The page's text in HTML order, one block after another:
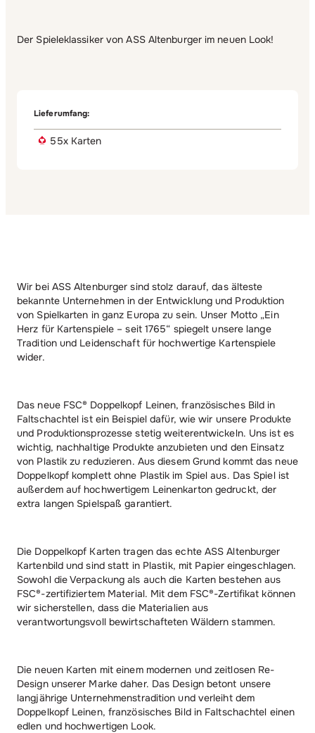
Der Spieleklassiker von ASS Altenburger im neuen Look!
Lieferumfang:
55x Karten
Wir bei ASS Altenburger sind stolz darauf, das älteste
bekannte Unternehmen in der Entwicklung und Produktion
von Spielkarten in ganz Europa zu sein. Unser Motto „Ein
Herz für Kartenspiele – seit 1765“ spiegelt unsere lange
Tradition und Leidenschaft für hochwertige Kartenspiele
wider.
Das neue FSC® Doppelkopf Leinen, französisches Bild in
Faltschachtel ist ein Beispiel dafür, wie wir unsere Produkte
und Produktionsprozesse stetig weiterentwickeln. Uns ist es
wichtig, nachhaltige Produkte anzubieten und den Einsatz
von Plastik zu reduzieren. Aus diesem Grund kommt das neue
Doppelkopf komplett ohne Plastik im Spiel aus. Das Spiel ist
außerdem auf hochwertigem Leinenkarton gedruckt, der
extra langen Spielspaß garantiert.
Die Doppelkopf Karten tragen das echte ASS Altenburger
Kartenbild und sind statt in Plastik, mit Papier eingeschlagen.
Sowohl die Verpackung als auch die Karten bestehen aus
FSC®-zertifiziertem Material. Mit dem FSC®-Zertifikat können
wir sicherstellen, dass die Materialien aus
verantwortungsvoll bewirtschafteten Wäldern stammen.
Die neuen Karten mit einem modernen und zeitlosen Re-
Design unserer Marke daher. Das Design betont unsere
langjährige Unternehmenstradition und verleiht dem
Doppelkopf Leinen, französisches Bild in Faltschachtel einen
edlen und hochwertigen Look.